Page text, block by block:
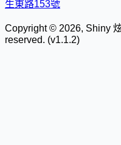
生東路153號
Copyright © 2026, Shiny
reserved. (v1.1.2)